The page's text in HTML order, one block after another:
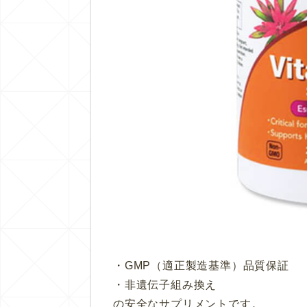
・GMP（適正製造基準）品質保証
・非遺伝子組み換え
の安全なサプリメントです。